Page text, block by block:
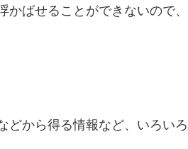
ばせることができないので、
どから得る情報など、いろいろ